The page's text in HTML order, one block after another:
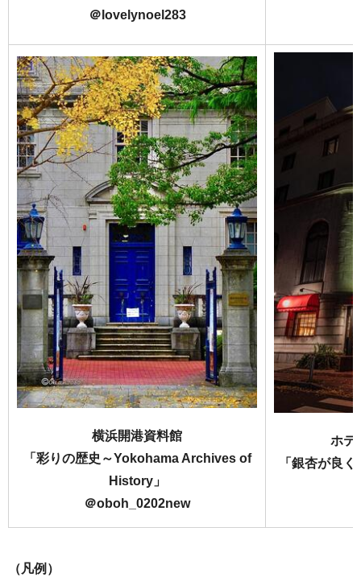
＠lovelynoel283
横浜開港資料館
「彩りの歴史～Yokohama Archives of
History」
＠oboh_0202new
ホテ
「銀杏が良
（凡例）